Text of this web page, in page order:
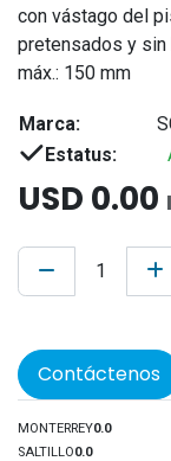
con vástago del
pretensados y sin
máx.: 150 mm
Marca:
Estatus:
USD 0.00
Contáctenos
MONTERREY0.0
SALTILLO0.0